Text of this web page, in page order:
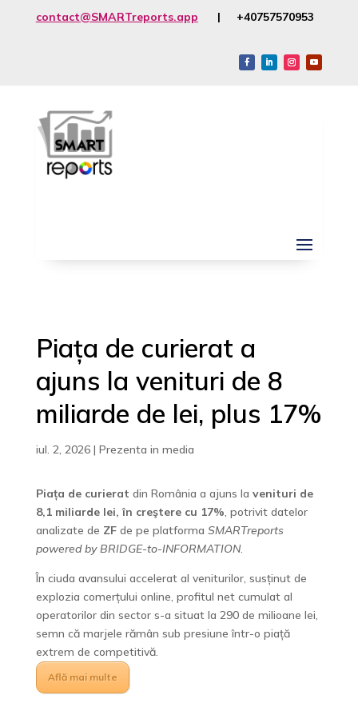
contact@SMARTreports.app | +40757570953
Piața de curierat a
ajuns la venituri de 8
miliarde de lei, plus 17%
iul. 2, 2026| Prezenta in media
Piața de curierat din România a ajuns la venituri de
8,1 miliarde lei, în creştere cu 17% , potrivit datelor
analizate de ZFde pe platforma SMARTreports
powered by BRIDGE-to-INFORMATION.
În ciuda avansului accelerat al veniturilor, susținut de
explozia comerțului online, profitul net cumulat al
operatorilor din sector s-a situat la 290 de milioane lei,
semn că marjele rămân sub presiune într-o piață
extrem de competitivă.
Află mai multe